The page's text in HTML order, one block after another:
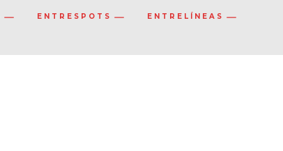
ENTRESPOTS ENTRELÍNEAS